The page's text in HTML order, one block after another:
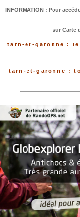
INFORMATION : Pour
sur Carte
tarn-et-garonne : le
tarn-et-garonne :